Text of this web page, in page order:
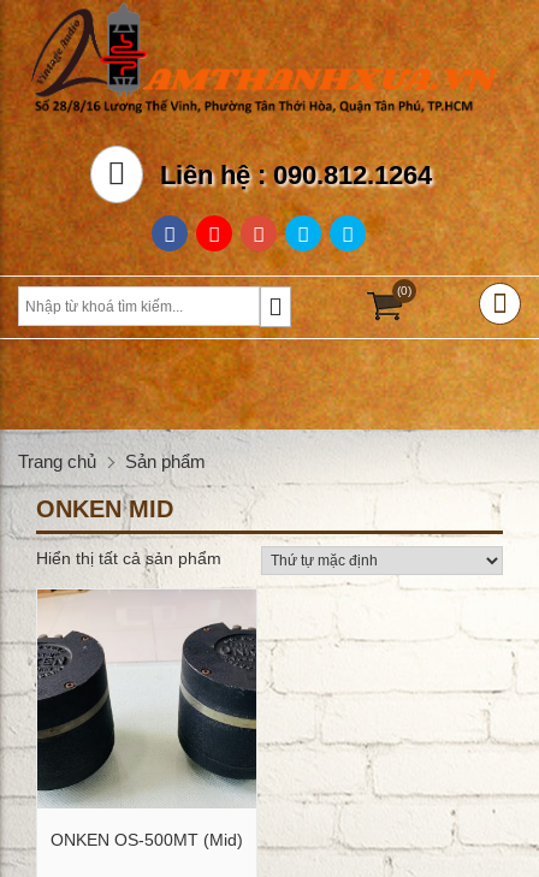
Liên hệ : 090.812.1264
(0)
Trang chủ Sản phẩm
ONKEN MID
Hiển thị tất cả sản phẩm
ONKEN OS-500MT (Mid)